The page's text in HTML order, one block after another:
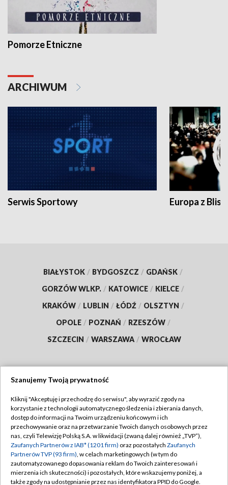
Pomorze Etniczne
ARCHIWUM
Serwis Sportowy Europa z
BIAŁYSTOK / BYDGOSZCZ / GDAŃSK /
GORZÓW WLKP. / KATOWICE / KIELCE /
KRAKÓW / LUBLIN / ŁÓDŹ / OLSZTYN /
OPOLE / POZNAŃ / RZESZÓW /
SZCZECIN / WARSZAWA / WROCŁAW
TVP
Abonament TVP
Emisja w TVP
Centrum informacji TVP
Naziemna Telewizja Cyfrowa
Regulamin TVP
Polityka prywatności
Moje zgody
Pomoc
Szanujemy Twoją prywatność
Kliknij "Akceptuję i przechodzę do serwisu", aby wyrazić zgody na
korzystanie z technologii automatycznego śledzenia i zbierania danych,
dostęp do informacji na Twoim urządzeniu końcowym i ich
przechowywanie oraz na przetwarzanie Twoich danych osobowych przez
nas, czyli Telewizję Polską S.A. w likwidacji (zwaną dalej również „TVP”),
Zaufanych Partnerów z IAB* (1201 firm) oraz pozostałych Zaufanych
Partnerów TVP (93 firm), w celach marketingowych (w tym do
zautomatyzowanego dopasowania reklam do Twoich zainteresowań i
mierzenia ich skuteczności) i pozostałych, które wskazujemy poniżej, a
także zgody na udostępnianie przez nas identyfikatora PPID do Google.